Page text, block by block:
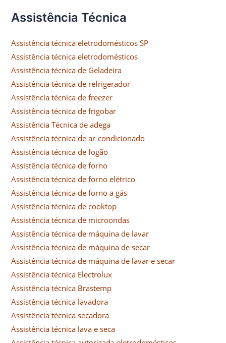
Assistência Técnica
Assistência técnica eletrodomésticos SP
Assistência técnica eletrodomésticos
Assistência técnica de Geladeira
Assistência técnica de refrigerador
Assistência técnica de freezer
Assistência técnica de frigobar
Assistência Técnica de adega
Assistência técnica de ar-condicionado
Assistência técnica de fogão
Assistência técnica de forno
Assistência técnica de forno elétrico
Assistência técnica de forno a gás
Assistência técnica de cooktop
Assistência técnica de microondas
Assistência técnica de máquina de lavar
Assistência técnica de máquina de secar
Assistência técnica de máquina de lavar e secar
Assistência técnica Electrolux
Assistência técnica Brastemp
Assistência técnica lavadora
Assistência técnica secadora
Assistência técnica lava e seca